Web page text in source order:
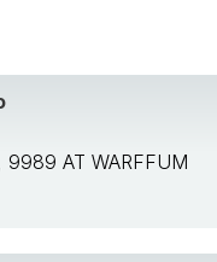
AT WARFFUM